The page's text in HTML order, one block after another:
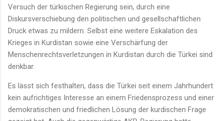
Versuch der türkischen Regierung sein, durch eine
Diskursverschiebung den politischen und gesellschaftlichen
Druck etwas zu mildern. Selbst eine weitere Eskalation des
Krieges in Kurdistan sowie eine Verschärfung der
Menschenrechtsverletzungen in Kurdistan durch die Türkei sind
denkbar.
Es lässt sich festhalten, dass die Türkei seit einem Jahrhundert
kein aufrichtiges Interesse an einem Friedensprozess und einer
demokratischen und friedlichen Lösung der kurdischen Frage